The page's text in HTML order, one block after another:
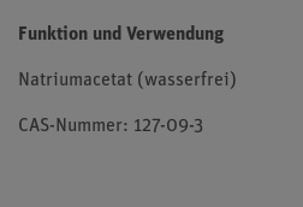
Funktion und Verwendung
Natriumacetat (wasserfrei)
CAS-Nummer: 127-09-3